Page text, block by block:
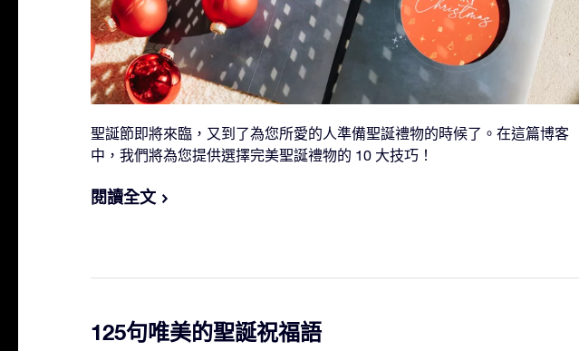
聖誕節即將來臨，又到了為您所愛的人準備聖誕禮物的時候了。在這篇博客
中，我們將為您提供選擇完美聖誕禮物的 10 大技巧！
閱讀全文
125句唯美的聖誕祝福語